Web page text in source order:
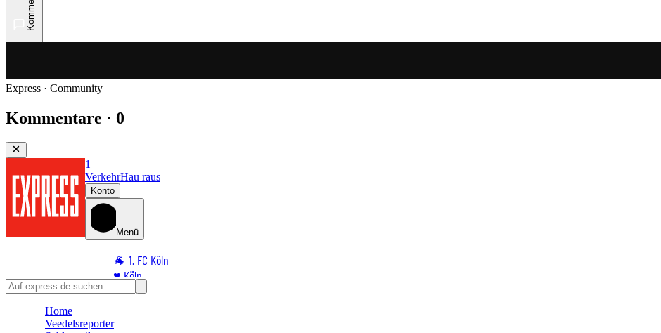
Express · Community
Kommentare · 0
1
VerkehrHau raus
Konto
Menü
🐐 1. FC Köln
♥️ Köln
⭐ Promi
Home
Veedelsreporter